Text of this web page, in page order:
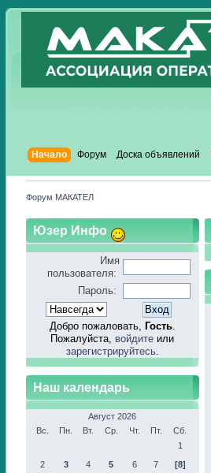
Начало Форум Доска объявлений
Форум МАКАТЕЛ
Юзер Инфо
Имя
пользователя:
Пароль:
Добро пожаловать, Гость.
Пожалуйста, войдите или
зарегистрируйтесь.
Наш календарь
Август 2026
Вс.
Пн. Вт. Ср. Чт. Пт.
Сб.
1
2
3 4 5 6 7
[8]